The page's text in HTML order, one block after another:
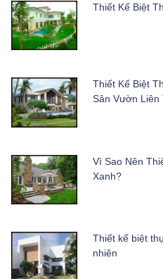
Thiết Kế Biệt
Thiết Kế Biệt
Sân Vườn Liên
Vì Sao Nên
Xanh?
Thiết kế biệt
nhiên